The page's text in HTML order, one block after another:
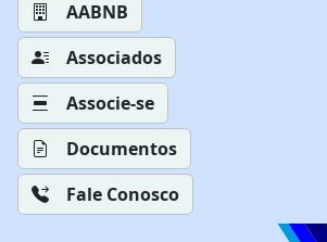
AABNB
Associados
Associe-se
Documentos
Fale Conosco